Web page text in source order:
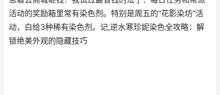
活动的奖励箱里常有染色剂。特别是周五的"花影染坊"活
动，白给3种稀有染色剂。记,逆水寒珍妮染色全攻略：解
锁绝美外观的隐藏技巧